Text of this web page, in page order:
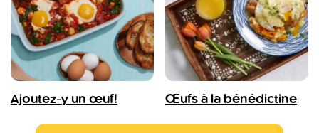
Ajoutez-y un œuf! Œufs à la bénédictine